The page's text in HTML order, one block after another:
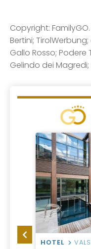
Copyright: FamilyGO.
Bertini;
Gallo Rosso; Podere
Gelindo dei
HOTEL